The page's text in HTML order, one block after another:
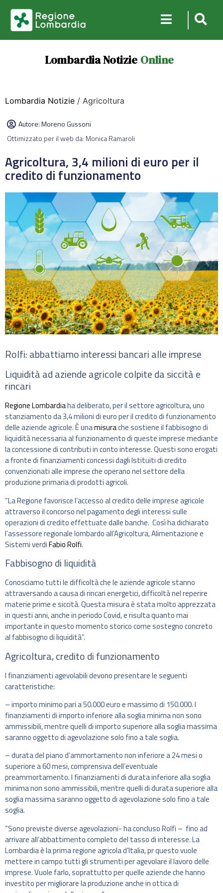
Lombardia Notizie Online
Lombardia Notizie / Agricoltura
Autore:Moreno Gussoni
Ottimizzato per il web da: Monica Ramaroli
Agricoltura, 3,4 milioni di euro per il
credito di funzionamento
Rolfi: abbattiamo interessi bancari alle imprese
Liquidità ad aziende agricole colpite da siccità e
rincari
Regione Lombardiaha deliberato, per il settore agricoltura, uno
stanziamento da 3,4 milioni di euro per il credito di funzionamento
delle aziende agricole. È unamisurache sostiene il fabbisogno di
liquidità necessaria al funzionamento di queste imprese mediante
la concessione di contributi in conto interesse. Questi sono erogati
a fronte di finanziamenti concessi dagli Istituiti di credito
convenzionati alle imprese che operano nel settore della
produzione primaria di prodotti agricoli.
“La Regione favorisce l’accesso al credito delle imprese agricole
attraverso il concorso nel pagamento degli interessi sulle
operazioni di credito effettuate dalle banche. Così ha dichiarato
l’assessore regionale lombardo all’Agricoltura, Alimentazione e
Sistemi verdiFabio Rolfi.
Fabbisogno di liquidità
Conosciamo tutti le difficoltà che le aziende agricole stanno
attraversando a causa di rincari energetici, difficoltà nel reperire
materie prime e siccità. Questa misura è stata molto apprezzata
in questi anni, anche in periodo Covid, e risulta quanto mai
importante in questo momento storico come sostegno concreto
al fabbisogno di liquidità”.
Agricoltura, credito di funzionamento
I finanziamenti agevolabili devono presentare le seguenti
caratteristiche:
– importo minimo pari a 50.000 euro e massimo di 150.000. I
finanziamenti di importo inferiore alla soglia minima non sono
ammissibili, mentre quelli di importo superiore alla soglia massima
saranno oggetto di agevolazione solo fino a tale soglia.
– durata del piano d’ammortamento non inferiore a 24 mesi o
superiore a 60 mesi, comprensiva dell’eventuale
preammortamento. I finanziamenti di durata inferiore alla soglia
minima non sono ammissibili, mentre quelli di durata superiore alla
soglia massima saranno oggetto di agevolazione solo fino a tale
soglia.
“Sono previste diverse agevolazioni- ha concluso Rolfi – fino ad
arrivare all’abbattimento completo del tasso di interesse. La
Lombardia è la prima regione agricola d’Italia, pr questo vuole
mettere in campo tutti gli strumenti per agevolare il lavoro delle
imprese. Vuole farlo, soprattutto per quelle aziende che hanno
investito per migliorare la produzione anche in ottica di